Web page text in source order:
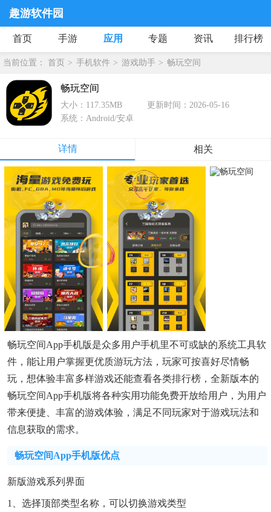
趣游软件园
首页 手游 应用 专题 资讯 排行榜
当前位置： 首页 手机软件 游戏助手 畅玩空间
畅玩空间
大小：117.35MB
更新时间：2026-05-16
系统：Android/安卓
详情 相关
畅玩空间app手机版是众多用户手机里不可或缺的系统工具软
件，能让用户掌握更优质游玩方法，玩家可按喜好尽情畅
玩，想体验丰富多样游戏还能查看各类排行榜，全新版本的
畅玩空间app手机版将各种实用功能免费开放给用户，为用户
带来便捷、丰富的游戏体验，满足不同玩家对于游戏玩法和
信息获取的需求。
畅玩空间app手机版优点
新版游戏系列界面
1、选择顶部类型名称，可以切换游戏类型